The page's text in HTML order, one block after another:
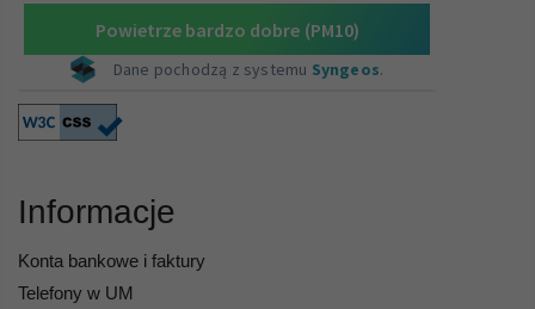
Informacje
Konta bankowe i faktury
Telefony w UM